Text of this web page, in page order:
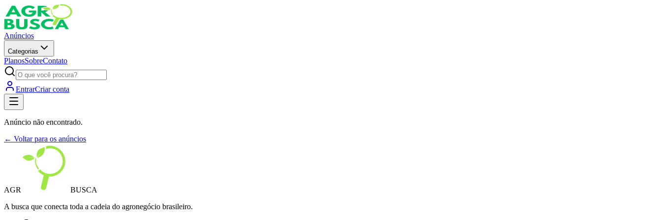
Anúncios
Categorias
PlanosSobreContato
EntrarCriar conta
Anúncio não encontrado.
← Voltar para os anúncios
AGR
BUSCA
A busca que conecta toda a cadeia do agronegócio brasileiro.